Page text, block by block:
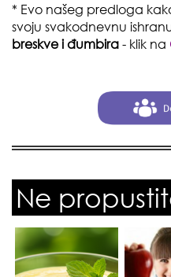
* Evo našeg predloga
svoju svakodnevnu
breskve i đumbira - klik na
Ne